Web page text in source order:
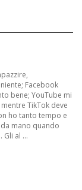
Facebook
bene; YouTube mi
TikTok deve
ho tanto tempo e
mano quando
Gli al ...